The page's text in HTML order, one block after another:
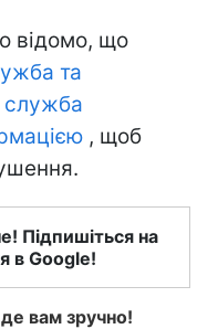
відомо, що
та
, щоб
Підпишіться на
в Google!
вам зручно!